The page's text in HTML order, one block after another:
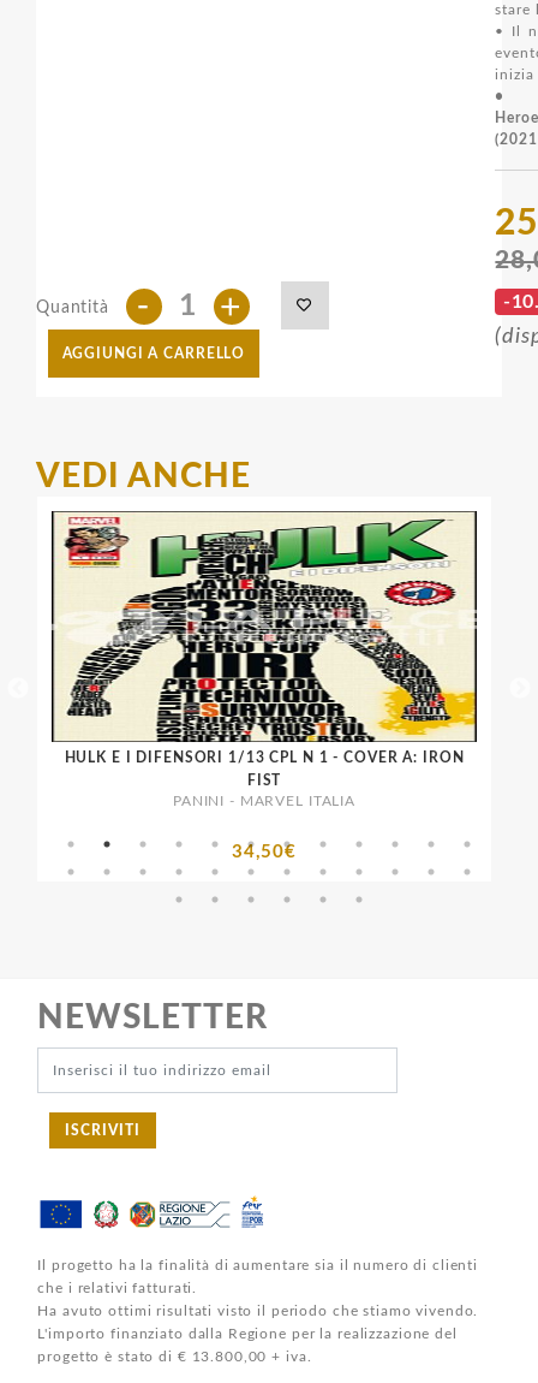
stare
• Il
inizia
•
-
Quantità - +
AGGIUNGI A CARRELLO
VEDI ANCHE
HULK E I DIFENSORI 1/13 CPL N 1 - COVER A: IRON
FIST
PANINI - MARVEL ITALIA
34,50€
NEWSLETTER
ISCRIVITI
Il progetto ha la finalità di aumentare sia il numero di clienti
che i relativi fatturati.
Ha avuto ottimi risultati visto il periodo che stiamo vivendo.
L'importo finanziato dalla Regione per la realizzazione del
progetto è stato di € 13.800,00 + iva.